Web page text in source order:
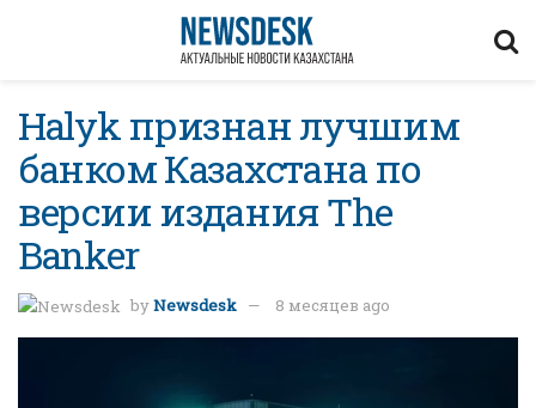
Halyk признан лучшим
банком Казахстана по
версии издания The
Banker
byNewsdesk 8 месяцев ago